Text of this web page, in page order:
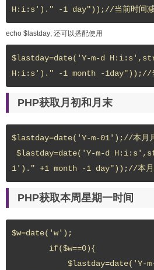
H:i:s')." -1 day"));//当前时间减
echo $lastday; 还可以搭配使用
$lastday=date('Y-m-d
H:i:s')." -1 month -1day"));//当
PHP获取月初和月末
$lastday=date('Y-m-01');//本月
1')." +1 month -1 day"));//本月
PHP获取本周星期一时间
$w=date('w');